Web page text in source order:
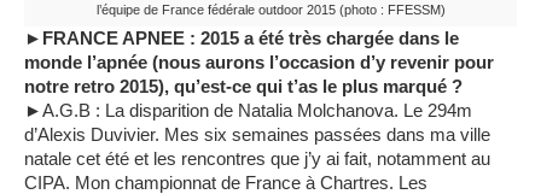
l’équipe de France fédérale outdoor 2015 (photo : FFESSM)
►FRANCE APNEE : 2015 a été très chargée dans le
monde l’apnée (nous aurons l’occasion d’y revenir pour
notre retro 2015), qu’est-ce qui t’as le plus marqué ?
►A.G.B : La disparition de Natalia Molchanova. Le 294m
d’Alexis Duvivier. Mes six semaines passées dans ma ville
natale cet été et les rencontres que j’y ai fait, notamment au
CIPA. Mon championnat de France à Chartres. Les